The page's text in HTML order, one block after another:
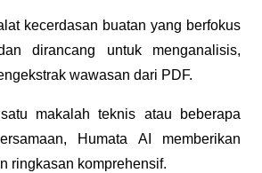
kecerdasan buatan yang berfokus
dirancang untuk menganalisis,
wawasan dari PDF.
makalah teknis atau beberapa
Humata AI memberikan
ringkasan komprehensif.